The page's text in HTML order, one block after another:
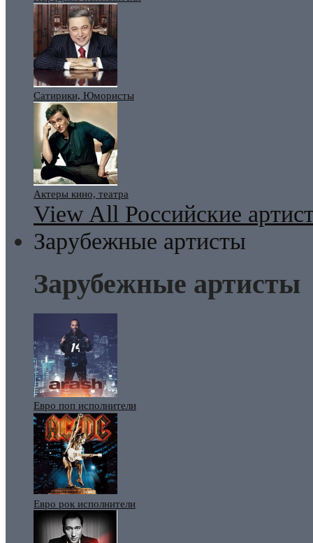
Сатирики, Юмористы
Актеры кино, театра
View All Российские
Зарубежные артисты
Зарубежные артисты
Евро поп исполнители
Евро рок исполнители